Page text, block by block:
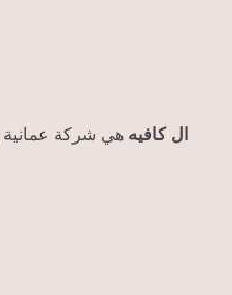
ال كافيه هي شركة عمانية